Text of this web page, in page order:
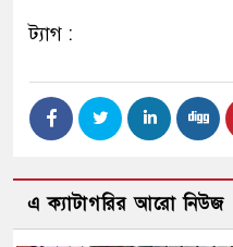
ট্যাগ :
এ ক্যাটাগরির আরো নিউজ